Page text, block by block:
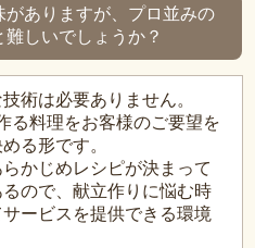
がありますが、プロ並みの
難しいでしょうか？
術は必要ありません。
る料理をお客様のご要望を
る形です。
かじめレシピが決まって
ので、献立作りに悩む時
ービスを提供できる環境